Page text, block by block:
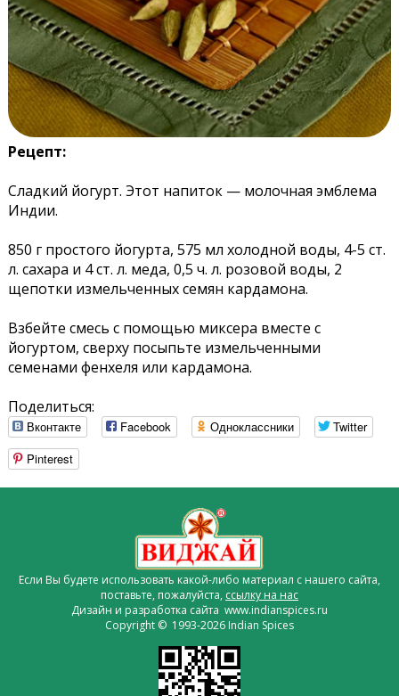
Рецепт:
Сладкий йогурт. Этот напиток — молочная эмблема
Индии.
850 г простого йогурта, 575 мл холодной воды, 4-5 ст.
л. сахара и 4 ст. л. меда, 0,5 ч. л. розовой воды, 2
щепотки измельченных семян кардамона.
Взбейте смесь с помощью миксера вместе с
йогуртом, сверху посыпьте измельченными
семенами фенхеля или кардамона.
Поделиться:
Вконтакте Facebook Одноклассники
Twitter
Pinterest
Если Вы будете использовать какой-либо материал с нашего сайта,
поставьте, пожалуйста, ссылку на нас
Дизайн и разработка сайта www.indianspices.ru
Copyright © 1993-2026 Indian Spices